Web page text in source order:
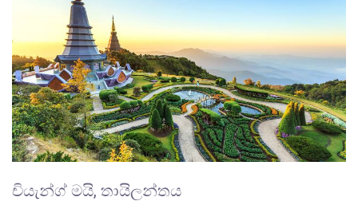
චියැන්ග් මයි, තායිලන්තය